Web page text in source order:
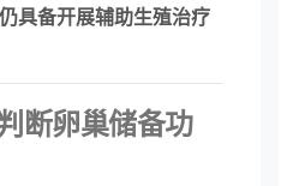
具备开展辅助生殖治疗
断卵巢储备功